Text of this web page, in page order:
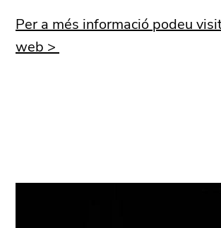
Per a més informació podeu
web >